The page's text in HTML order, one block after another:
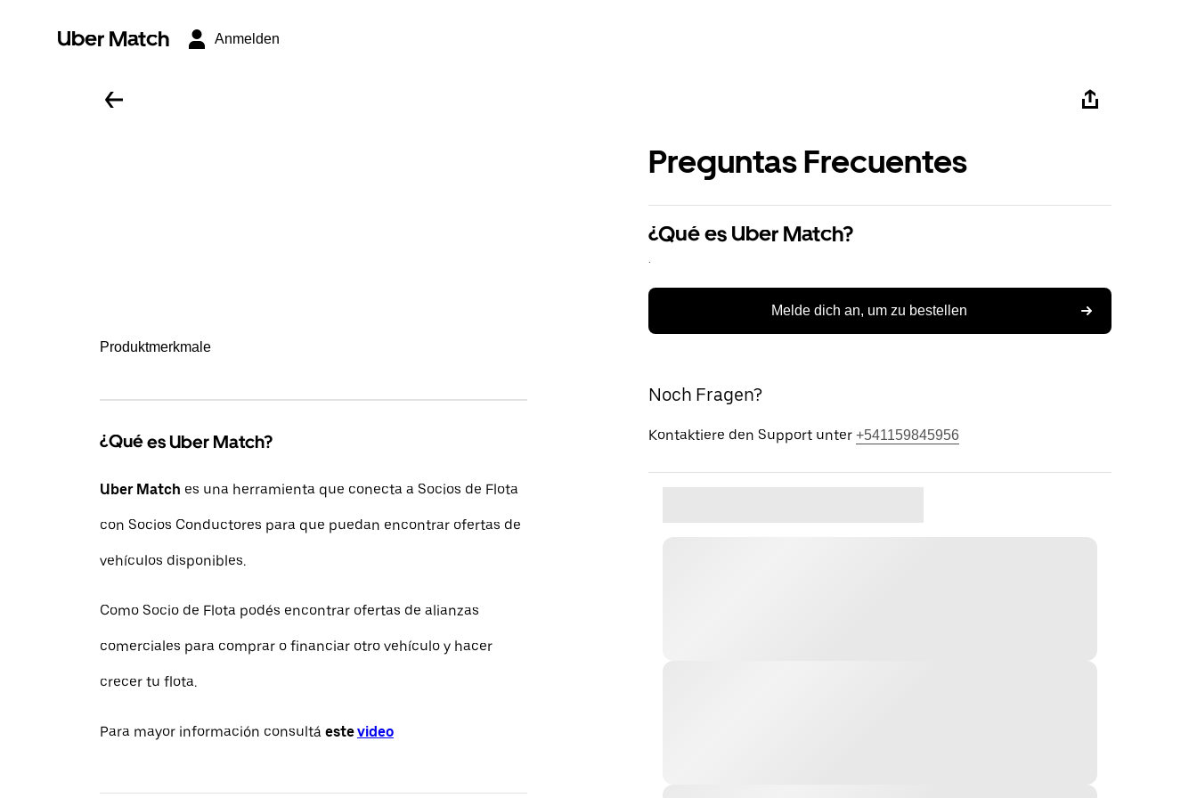
Uber Match Anmelden
Produktmerkmale
¿Qué es Uber Match?
Uber Match es una herramienta que conecta a Socios de Flota
con Socios Conductores para que puedan encontrar ofertas de
vehículos disponibles.
Como Socio de Flota podés encontrar ofertas de alianzas
comerciales para comprar o financiar otro vehículo y hacer
crecer tu flota.
Para mayor información consultá estevideo
Preguntas Frecuentes
¿Qué es Uber Match?
.
Melde dich an, um zu bestellen
Noch Fragen?
Kontaktiere den Support unter +541159845956